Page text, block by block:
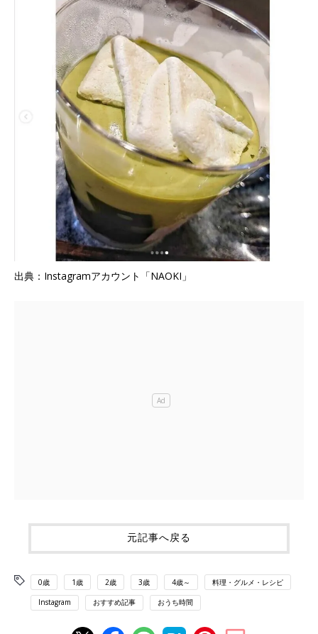
出典：Instagramアカウント「NAOKI」
元記事へ戻る
0歳 1歳 2歳 3歳 4歳～ 料理・グルメ・レシピ
Instagram おすすめ記事 おうち時間